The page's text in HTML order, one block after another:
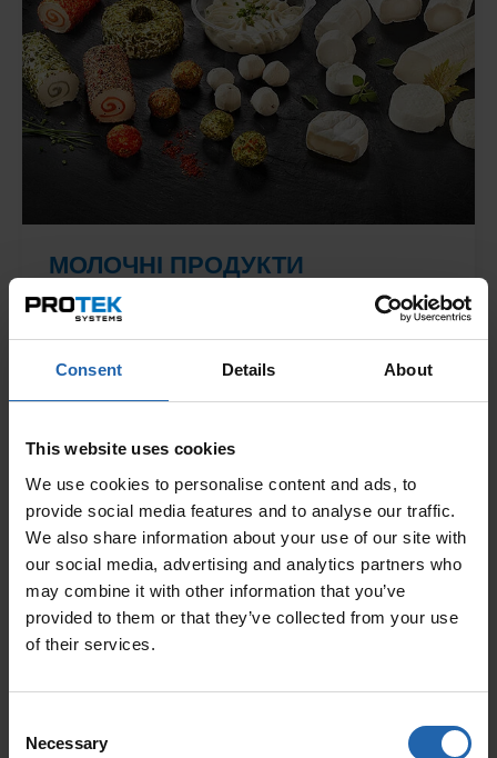
Consent Details About
This website uses cookies
We use cookies to personalise content and ads, to
provide social media features and to analyse our traffic.
We also share information about your use of our site with
our social media, advertising and analytics partners who
may combine it with other information that you’ve
provided to them or that they’ve collected from your use
of their services.
Selection
Necessary
МОЛОЧНІ ПРОДУКТИ
ХАРЧУВАННЯ